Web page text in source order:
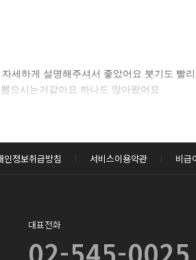
체 내용은
수 있습니다.
세하게 설명해주셔서 좋았어요 붓기도
으시는거같아요 하나도 않아팠어요
인정보취급방침 서비스이용약관 비급
대표전화